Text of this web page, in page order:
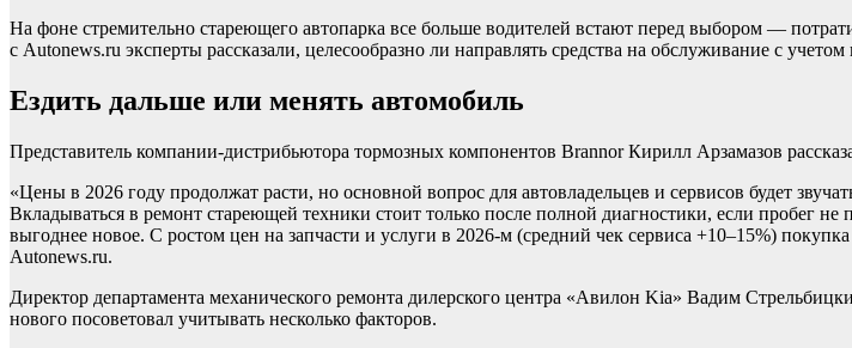
На фоне стремительно стареющего автопарка все больше водителей встают перед выбором —
с Autonews.ru эксперты рассказали, целесообразно ли направлять средства на обслуживание с
Ездить дальше или менять автомобиль
Представитель компании-дистрибьютора тормозных компонентов Brannor Кирилл Арзамазов
«Цены в 2026 году продолжат расти, но основной вопрос для автовладельцев и сервисов будет
Вкладываться в ремонт стареющей техники стоит только после полной диагностики, если пробег
выгоднее новое. С ростом цен на запчасти и услуги в 2026-м (средний чек сервиса +10–15%)
Autonews.ru.
Директор департамента механического ремонта дилерского центра «Авилон Kia» Вадим
нового посоветовал учитывать несколько факторов.